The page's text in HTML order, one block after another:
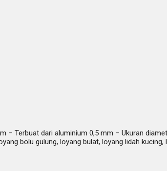
– Terbuat dari aluminium 0,5 mm – Ukuran
bolu gulung, loyang bulat, loyang lidah kucing,